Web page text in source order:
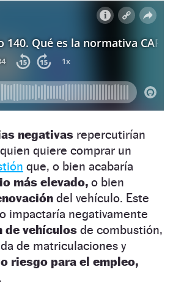
negativas repercutirían
quiere comprar un
que, o bien acabaría
más elevado, o bien
del vehículo. Este
impactaría negativamente
de vehículos de combustión,
de matriculaciones y
riesgo para el empleo,